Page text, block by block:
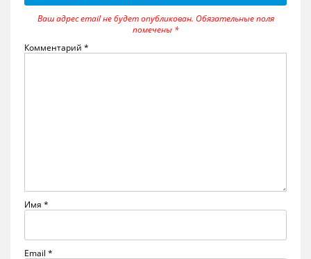
Ваш адрес email не будет опубликован. Обязательные поля
помечены *
Комментарий *
Имя *
Email *